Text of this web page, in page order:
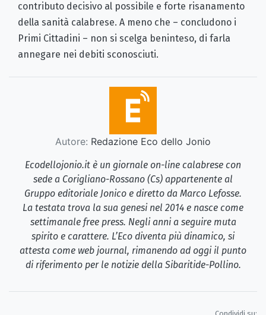
contributo decisivo al possibile e forte risanamento
della sanità calabrese. A meno che – concludono i
Primi Cittadini – non si scelga beninteso, di farla
annegare nei debiti sconosciuti.
Autore: Redazione Eco dello Jonio
Ecodellojonio.it è un giornale on-line calabrese con
sede a Corigliano-Rossano (Cs) appartenente al
Gruppo editoriale Jonico e diretto da Marco Lefosse.
La testata trova la sua genesi nel 2014 e nasce come
settimanale free press. Negli anni a seguire muta
spirito e carattere. L’Eco diventa più dinamico, si
attesta come web journal, rimanendo ad oggi il punto
di riferimento per le notizie della Sibaritide-Pollino.